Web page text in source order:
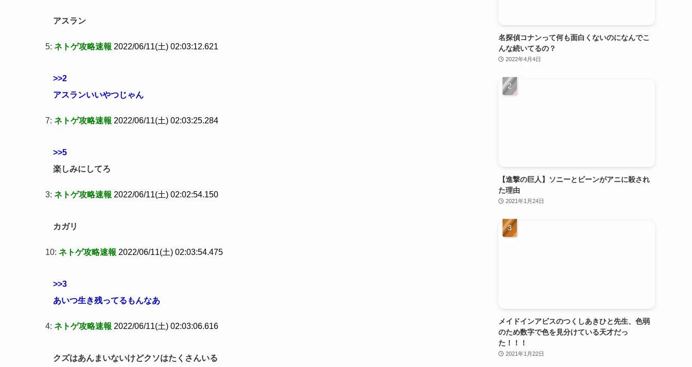
アスラン
5: ネトゲ攻略速報 2022/06/11(土) 02:03:12.621
>>2
アスランいいやつじゃん
7: ネトゲ攻略速報 2022/06/11(土) 02:03:25.284
>>5
楽しみにしてろ
3: ネトゲ攻略速報 2022/06/11(土) 02:02:54.150
カガリ
10: ネトゲ攻略速報 2022/06/11(土) 02:03:54.475
>>3
あいつ生き残ってるもんなあ
4: ネトゲ攻略速報 2022/06/11(土) 02:03:06.616
クズはあんまいないけどクソはたくさんいる
名探偵コナンって何も面白くないのになんでこ
んな続いてるの？
2022年4月4日
【進撃の巨人】ソニーとビーンがアニに殺され
た理由
2021年1月24日
メイドインアビスのつくしあきひと先生、色弱
のため数字で色を見分けている天才だっ
た！！！
2021年1月22日